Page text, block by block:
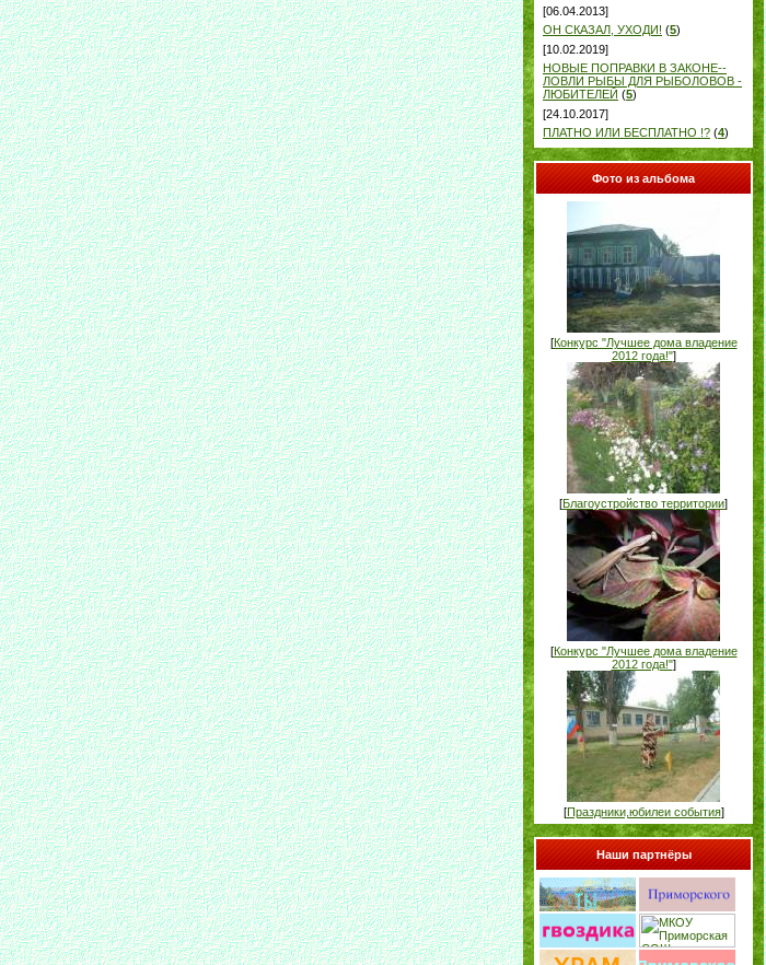
[06.04.2013]
ОН СКАЗАЛ, УХОДИ! (5)
[10.02.2019]
НОВЫЕ ПОПРАВКИ В ЗАКОНЕ--
ЛОВЛИ РЫБЫ ДЛЯ РЫБОЛОВОВ -
ЛЮБИТЕЛЕЙ (5)
[24.10.2017]
ПЛАТНО ИЛИ БЕСПЛАТНО !? (4)
Фото из альбома
[Конкурс "Лучшее дома владение
2012 года!"]
[Благоустройство территории]
[Конкурс "Лучшее дома владение
2012 года!"]
[Праздники,юбилеи события]
Наши партнёры